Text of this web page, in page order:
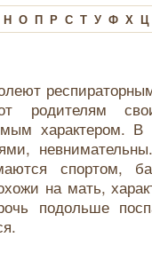
Н О П Р С Т У Ф Х Ц
родителям
характером. В
спортом,
на мать,
подольше